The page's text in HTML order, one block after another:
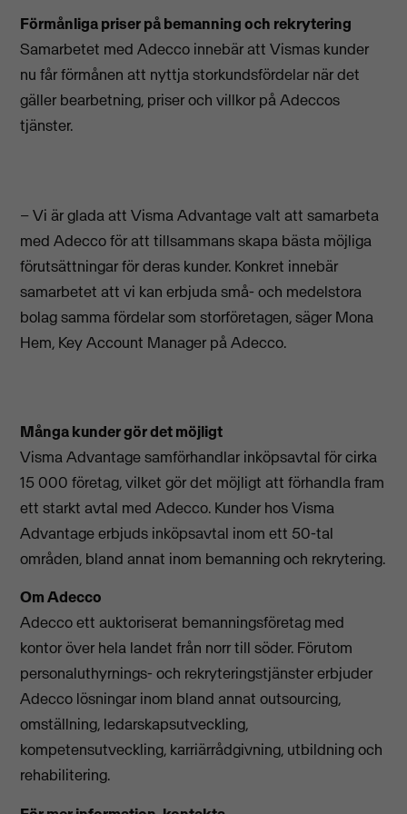
Förmånliga priser på bemanning och rekrytering
Samarbetet med Adecco innebär att Vismas kunder
nu får förmånen att nyttja storkundsfördelar när det
gäller bearbetning, priser och villkor på Adeccos
tjänster.
– Vi är glada att Visma Advantage valt att samarbeta
med Adecco för att tillsammans skapa bästa möjliga
förutsättningar för deras kunder. Konkret innebär
samarbetet att vi kan erbjuda små- och medelstora
bolag samma fördelar som storföretagen, säger Mona
Hem, Key Account Manager på Adecco.
Många kunder gör det möjligt
Visma Advantage samförhandlar inköpsavtal för cirka
15 000 företag, vilket gör det möjligt att förhandla fram
ett starkt avtal med Adecco. Kunder hos Visma
Advantage erbjuds inköpsavtal inom ett 50-tal
områden, bland annat inom bemanning och rekrytering.
Om Adecco
Adecco ett auktoriserat bemanningsföretag med
kontor över hela landet från norr till söder. Förutom
personaluthyrnings- och rekryteringstjänster erbjuder
Adecco lösningar inom bland annat outsourcing,
omställning, ledarskapsutveckling,
kompetensutveckling, karriärrådgivning, utbildning och
rehabilitering.